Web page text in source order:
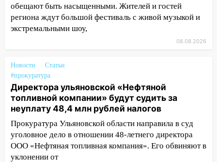
13:17 Непогода в Ульяновске не
закончится сегодня: сильные ливни
сохранятся 9 августа
знакомого 191 тысячу рублей
13:14 Ураган оторвал светофор на
проспекте Филатова в Ульяновске
13:12 Дерево пробило крышу дома на
Новгородской в Ульяновске и рухнуло
на электрощит
13:10 В Заволжском районе дерево
обещают быть насыщенными. Жителей и гостей
региона ждут большой фестиваль с живой музыкой и
экстремальными шоу,
08.08.2026
Новости
Статьи
#прокуратура
Директора ульяновской «Нефтяной
топливной компании» будут судить за
неуплату 48,4 млн рублей налогов
Прокуратура Ульяновской области направила в суд
уголовное дело в отношении 48-летнего директора
ООО «Нефтяная топливная компания». Его обвиняют в
уклонении от